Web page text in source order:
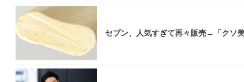
セブン、人気すぎて再々販売→「クソ